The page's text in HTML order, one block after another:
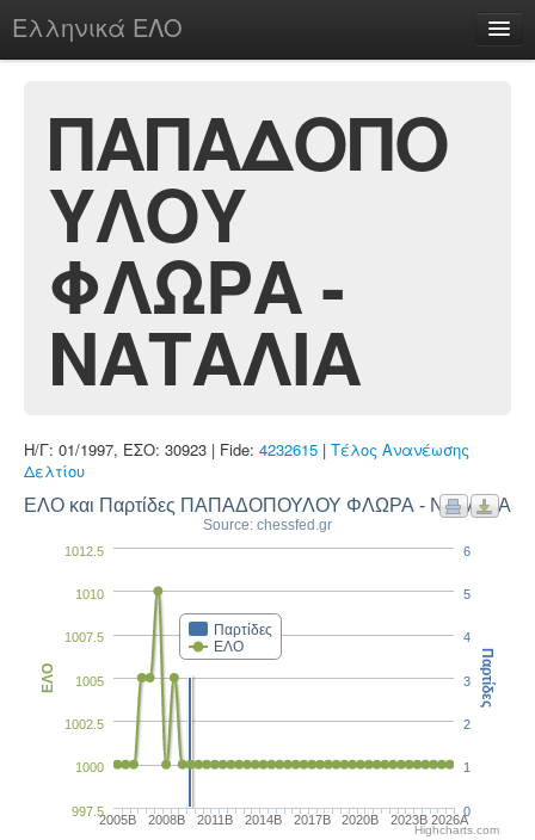
Ελληνικά ΕΛΟ
chesstu.be @ discord
ΠΑΠΑΔΟΠΟ
ΥΛΟΥ
ΦΛΩΡΑ -
ΝΑΤΑΛΙΑ
Η/Γ: 01/1997, ΕΣΟ: 30923 | Fide: 4232615 | Τέλος Ανανέωσης
Δελτίου
ΕΛΟ και Παρτίδες ΠΑΠΑΔΟΠΟΥΛΟΥ ΦΛΩΡΑ - ΝΑΤΑΛΙΑ
Source: chessfed.gr
Παρτίδες
ΕΛΟ
2005B 2008B 2011B 2014B 2017B 2020B 2023B 2026A
997.5
1000
1002.5
1005
1007.5
1010
1012.5
ΕΛΟ
0
1
2
3
4
5
6
Παρτίδες
Highcharts.com